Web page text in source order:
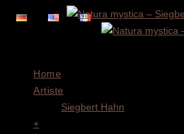
Home
Artiste
Siegbert Hahn
+